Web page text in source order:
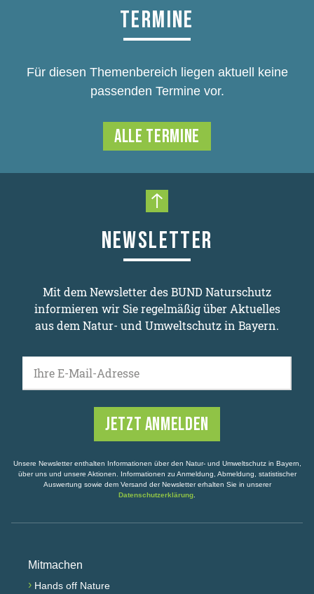
TERMINE
Für diesen Themenbereich liegen aktuell keine
passenden Termine vor.
ALLE TERMINE
Nach oben scrollen
NEWSLETTER
Mit dem Newsletter des BUND Naturschutz
informieren wir Sie regelmäßig über Aktuelles
aus dem Natur- und Umweltschutz in Bayern.
Ihre E-Mail-Adresse
Unsere Newsletter enthalten Informationen über den Natur- und Umweltschutz in Bayern,
über uns und unsere Aktionen. Informationen zu Anmeldung, Abmeldung, statistischer
Auswertung sowie dem Versand der Newsletter erhalten Sie in unserer
Datenschutzerklärung
Mitmachen
› Hands off Nature